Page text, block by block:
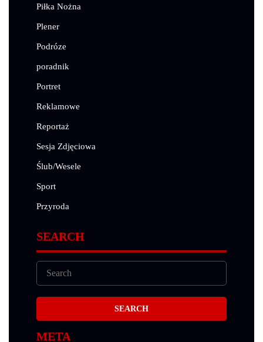
Piłka Nożna
Plener
Podróze
poradnik
Portret
Reklamowe
Reportaż
Sesja Zdjęciowa
Ślub/Wesele
Sport
Przyroda
SEARCH
META